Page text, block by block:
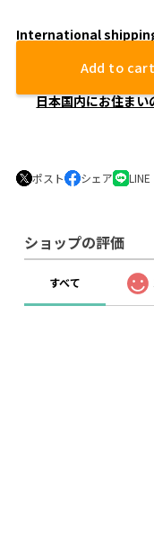
International
Add to cart
日本国内にお住まい
ポスト シェア LINE
ショップの評価
すべて